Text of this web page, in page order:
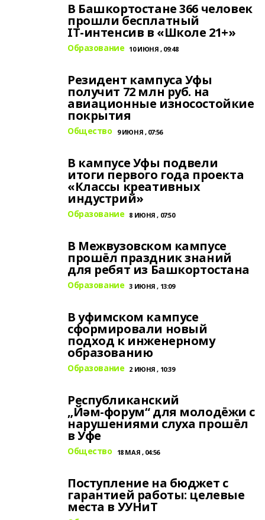
В Башкортостане 366 человек
прошли бесплатный
IT‑интенсив в «Школе 21+»
Образование 10 ИЮНЯ , 09:48
Резидент кампуса Уфы
получит 72 млн руб. на
авиационные износостойкие
покрытия
Общество 9 ИЮНЯ , 07:56
В кампусе Уфы подвели
итоги первого года проекта
«Классы креативных
индустрий»
Образование 8 ИЮНЯ , 07:50
В Межвузовском кампусе
прошёл праздник знаний
для ребят из Башкортостана
Образование 3 ИЮНЯ , 13:09
В уфимском кампусе
сформировали новый
подход к инженерному
образованию
Образование 2 ИЮНЯ , 10:39
Республиканский
„Йәм‑форум“ для молодёжи с
нарушениями слуха прошёл
в Уфе
Общество 18 МАЯ , 04:56
Поступление на бюджет с
гарантией работы: целевые
места в УУНиТ